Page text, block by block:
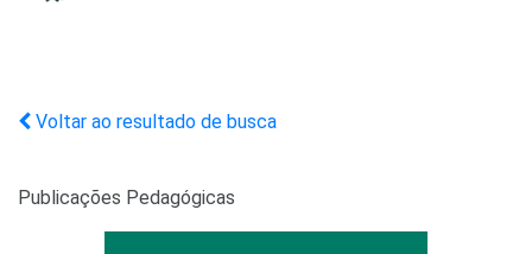
Voltar ao resultado de busca
Publicações Pedagógicas